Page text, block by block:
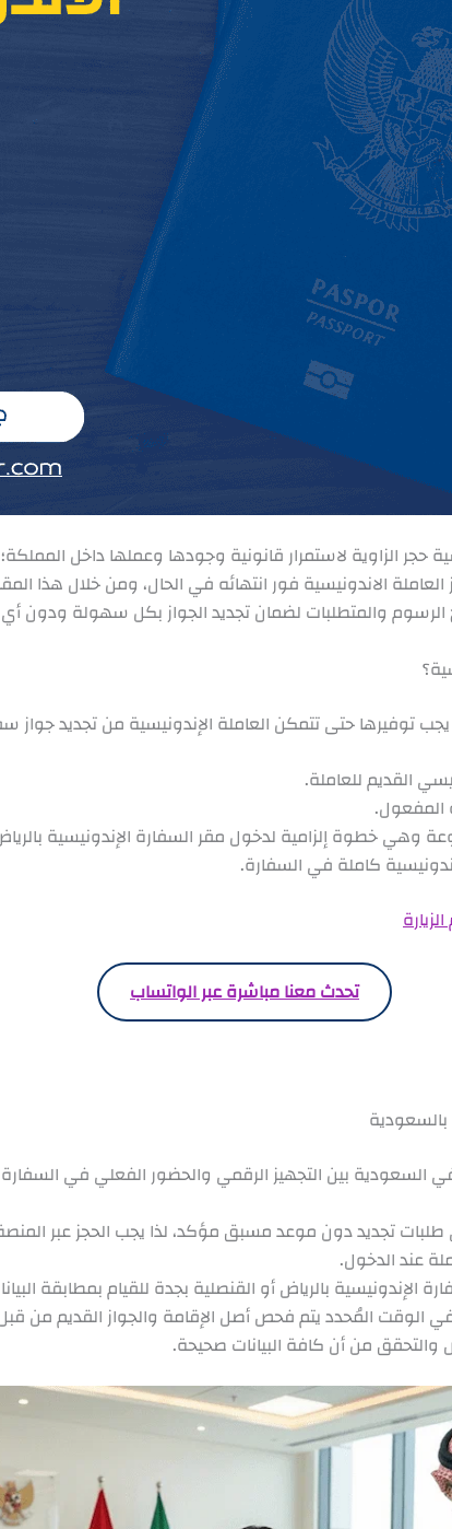
حجر الزاوية لاستمرار قانونية وجودها وعملها داخل
الاندونيسية فور انتهائه في الحال، ومن خلال هذا
الرسوم والمتطلبات لضمان تجديد الجواز بكل سهولة ودون
توفيرها حتى تتمكن العاملة الإندونيسية من تجديد
القديم للعاملة.
المفعول.
وهي خطوة إلزامية لدخول مقر السفارة الإندونيسية
كاملة في السفارة.
تحدث معنا مباشرة عبر الواتساب
في السعودية بين التجهيز الرقمي والحضور الفعلي في
طلبات تجديد دون موعد مسبق مؤكد، لذا يجب الحجز عبر المنصة
عند الدخول.
الإندونيسية بالرياض أو القنصلية بجدة للقيام بمطابقة
الوقت المُحدد يتم فحص أصل الإقامة والجواز القديم من
من أن كافة البيانات صحيحة.